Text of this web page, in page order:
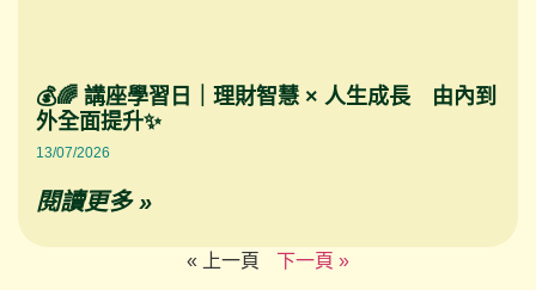
💰🌈 講座學習日｜理財智慧 × 人生成長 由內到
外全面提升✨
13/07/2026
閱讀更多 »
« 上一頁 下一頁 »